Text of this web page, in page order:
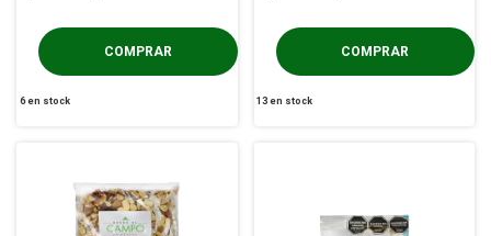
6en stock 13 en stock